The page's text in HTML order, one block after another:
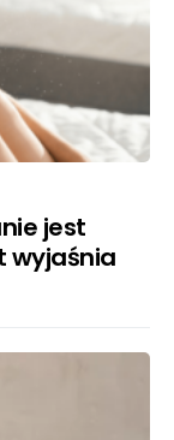
jest
wyjaśnia